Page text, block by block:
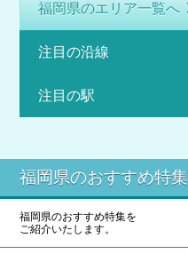
福岡県のエリア一覧へ
注目の沿線
注目の駅
福岡県のおすすめ特集
福岡県のおすすめ特集を
ご紹介いたします。